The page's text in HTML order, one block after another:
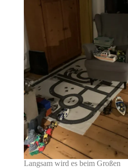
Langsam wird es beim Großen